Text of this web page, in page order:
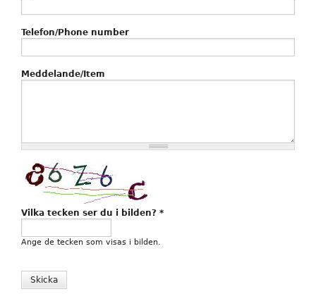
Telefon/Phone number
Meddelande/Item
Vilka tecken ser du i bilden? *
Ange de tecken som visas i bilden.